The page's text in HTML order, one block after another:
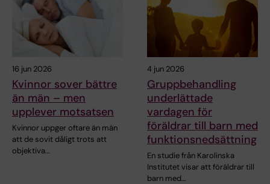
16 jun 2026
Kvinnor sover bättre
än män – men
upplever motsatsen
Kvinnor uppger oftare än män
att de sovit dåligt trots att
objektiva…
4 jun 2026
Gruppbehandling
underlättade
vardagen för
föräldrar till barn med
funktionsnedsättning
En studie från Karolinska
Institutet visar att föräldrar till
barn med…